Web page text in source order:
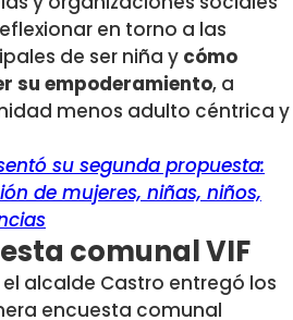
en torno a las
de ser niña y cómo
su empoderamiento, a
menos adulto céntrica y
su segunda propuesta:
de mujeres, niñas, niños,
comunal VIF
alcalde Castro entregó los
encuesta comunal